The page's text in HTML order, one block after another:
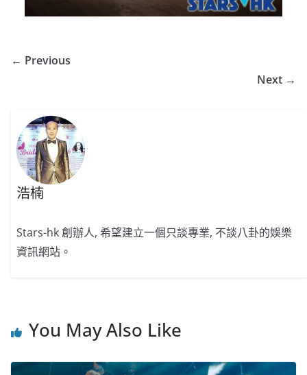
← Previous
Next →
浩楠
Stars-hk 創辦人, 希望建立一個只談專業, 不談八卦的娛樂
資訊網站。
You May Also Like